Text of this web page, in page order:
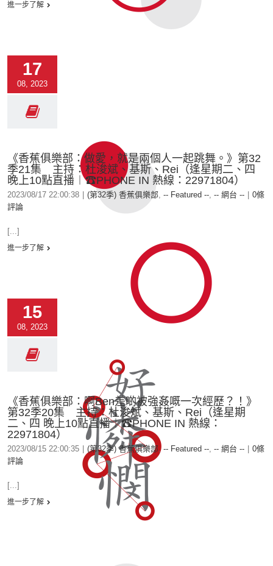
進一步了解
17
08, 2023
《香蕉俱樂部：做愛，就是兩個人一起跳舞。》第32
季21集 主持：杜浚斌、基斯、Rei（逢星期二、四
晚上10點直播︱☎PHONE IN 熱線：22971804）
2023/08/17 22:00:38 (第32季) 香蕉俱樂部, -- Featured --, -- 網台 --
0條
評論
[...]
進一步了解
15
08, 2023
《香蕉俱樂部：啊Ben差啲被強姦嘅一次經歷？！》
第32季20集 主持：杜浚斌、基斯、Rei（逢星期
二、四 晚上10點直播︱☎PHONE IN 熱線：
22971804）
2023/08/15 22:00:35 (第32季) 香蕉俱樂部, -- Featured --, -- 網台 --
0條
評論
[...]
進一步了解